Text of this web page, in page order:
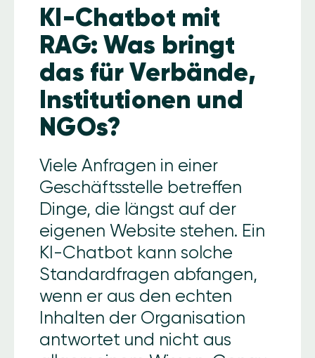
KI-Chatbot mit
RAG: Was bringt
das für Verbände,
Institutionen und
NGOs?
Viele Anfragen in einer
Geschäftsstelle betreffen
Dinge, die längst auf der
eigenen Website stehen. Ein
KI-Chatbot kann solche
Standardfragen abfangen,
wenn er aus den echten
Inhalten der Organisation
antwortet und nicht aus